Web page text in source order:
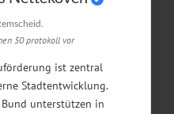
50 protokoll vor
ist zentral
Stadtentwicklung.
Bund unterstützen in